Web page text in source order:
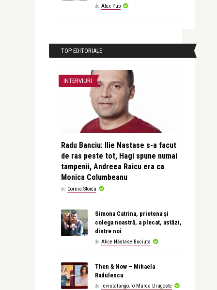
de Alex Pub
TOP EDITORIALE
INTERVIURI
Radu Banciu: Ilie Nastase s-a facut
de ras peste tot, Hagi spune numai
tampenii, Andreea Raicu era ca
Monica Columbeanu
de Corina Stoica
Simona Catrina, prietena și
colega noastră, a plecat, astăzi,
dintre noi
de Alice Năstase Buciuta
Then & Now – Mihaela
Radulescu
de revistatango.ro Marea Dragoste